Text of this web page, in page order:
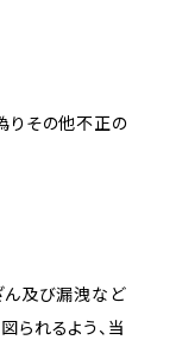
りその他不正の
ん及び漏洩など
られるよう、当